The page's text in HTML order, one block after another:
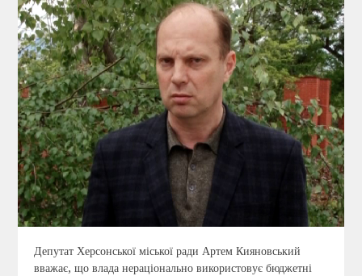
Депутат Херсонської міської ради Артем Кияновський
вважає, що влада нераціонально використовує бюджетні